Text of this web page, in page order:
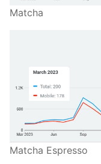
Matcha
Matcha Espresso